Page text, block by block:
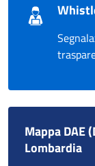
Mappa DAE
Lombardia